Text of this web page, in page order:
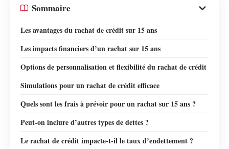
Sommaire
Les avantages du rachat de crédit sur 15 ans
Les impacts financiers d’un rachat sur 15 ans
Options de personnalisation et flexibilité du rachat de crédit
Simulations pour un rachat de crédit efficace
Quels sont les frais à prévoir pour un rachat sur 15 ans ?
Peut-on inclure d’autres types de dettes ?
Le rachat de crédit impacte-t-il le taux d’endettement ?